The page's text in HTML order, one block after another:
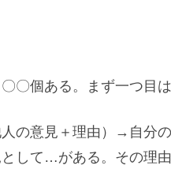
〇個ある。まず一つ目は
の意見＋理由）→自分
して…がある。その理